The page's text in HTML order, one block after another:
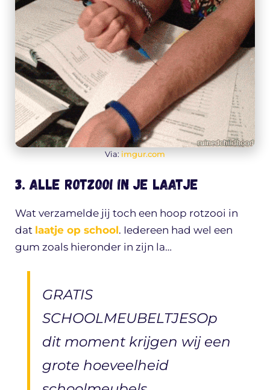
Via: imgur.com
3. Alle rotzooi in je laatje
Wat verzamelde jij toch een hoop rotzooi in
dat laatje op school. Iedereen had wel een
gum zoals hieronder in zijn la…
GRATIS
SCHOOLMEUBELTJESOp
dit moment krijgen wij een
grote hoeveelheid